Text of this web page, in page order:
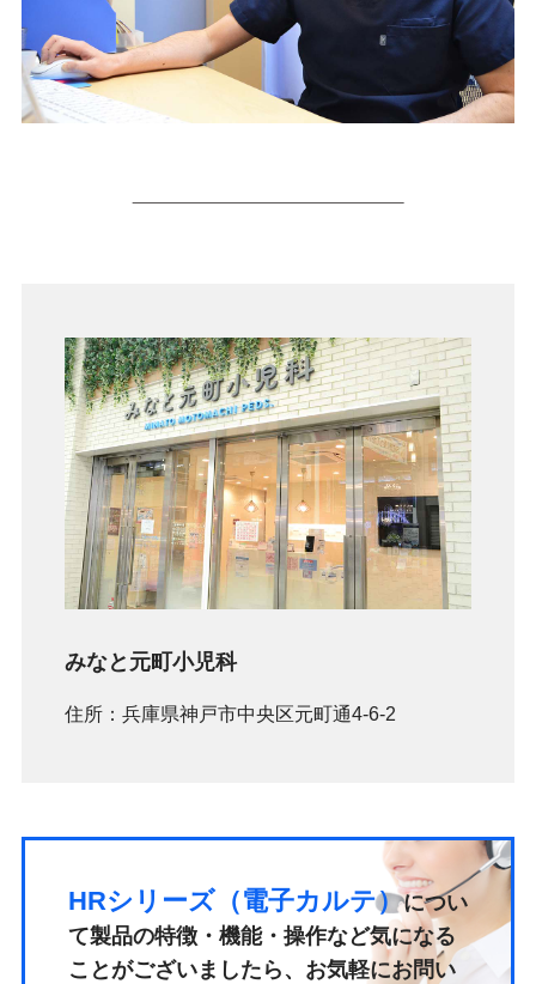
みなと元町小児科
住所：兵庫県神戸市中央区元町通4-6-2
HRシリーズ（電子カルテ）につい
て製品の特徴・機能・操作など気になる
ことがございましたら、 お気軽にお問い